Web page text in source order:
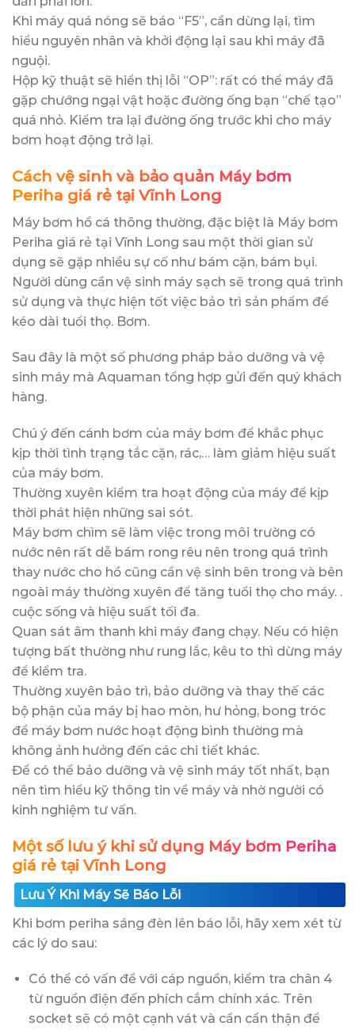
Khi máy quá nóng sẽ báo “F5”, cần dừng lại, tìm
hiểu nguyên nhân và khởi động lại sau khi máy đã
nguội.
Hộp kỹ thuật sẽ hiển thị lỗi “OP”: rất có thể máy đã
gặp chướng ngại vật hoặc đường ống bạn “chế tạo”
quá nhỏ. Kiểm tra lại đường ống trước khi cho máy
bơm hoạt động trở lại.
Cách vệ sinh và bảo quản Máy bơm
Periha giá rẻ tại Vĩnh Long
Máy bơm hồ cá thông thường, đặc biệt là Máy bơm
Periha giá rẻ tại Vĩnh Long sau một thời gian sử
dụng sẽ gặp nhiều sự cố như bám cặn, bám bụi.
Người dùng cần vệ sinh máy sạch sẽ trong quá trình
sử dụng và thực hiện tốt việc bảo trì sản phẩm để
kéo dài tuổi thọ. Bơm.
Sau đây là một số phương pháp bảo dưỡng và vệ
sinh máy mà Aquaman tổng hợp gửi đến quý khách
hàng.
Chú ý đến cánh bơm của máy bơm để khắc phục
kịp thời tình trạng tắc cặn, rác,… làm giảm hiệu suất
của máy bơm.
Thường xuyên kiểm tra hoạt động của máy để kịp
thời phát hiện những sai sót.
Máy bơm chìm sẽ làm việc trong môi trường có
nước nên rất dễ bám rong rêu nên trong quá trình
thay nước cho hồ cũng cần vệ sinh bên trong và bên
ngoài máy thường xuyên để tăng tuổi thọ cho máy. .
cuộc sống và hiệu suất tối đa.
Quan sát âm thanh khi máy đang chạy. Nếu có hiện
tượng bất thường như rung lắc, kêu to thì dừng máy
để kiểm tra.
Thường xuyên bảo trì, bảo dưỡng và thay thế các
bộ phận của máy bị hao mòn, hư hỏng, bong tróc
để máy bơm nước hoạt động bình thường mà
không ảnh hưởng đến các chi tiết khác.
Để có thể bảo dưỡng và vệ sinh máy tốt nhất, bạn
nên tìm hiểu kỹ thông tin về máy và nhờ người có
kinh nghiệm tư vấn.
Một số lưu ý khi sử dụng Máy bơm Periha
giá rẻ tại Vĩnh Long
Lưu Ý Khi Máy Sẽ Báo Lỗi
Khi bơm periha sáng đèn lên báo lỗi, hãy xem xét từ
các lý do sau:
Có thể có vấn đề với cáp nguồn, kiểm tra chân 4
từ nguồn điện đến phích cắm chính xác. Trên
socket sẽ có một cạnh vát và cần cẩn thận để